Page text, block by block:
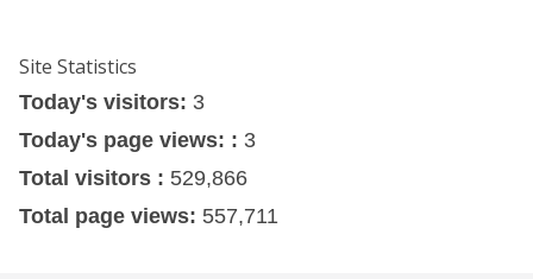
Site Statistics
Today's visitors: 3
Today's page views: : 3
Total visitors : 529,866
Total page views: 557,711